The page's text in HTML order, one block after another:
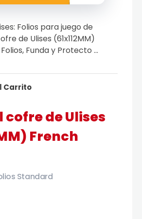
cofre de Ulises
French
Standard
Folios para juego de
de Ulises (61x112MM)
Funda y Protecto ...
Carrito